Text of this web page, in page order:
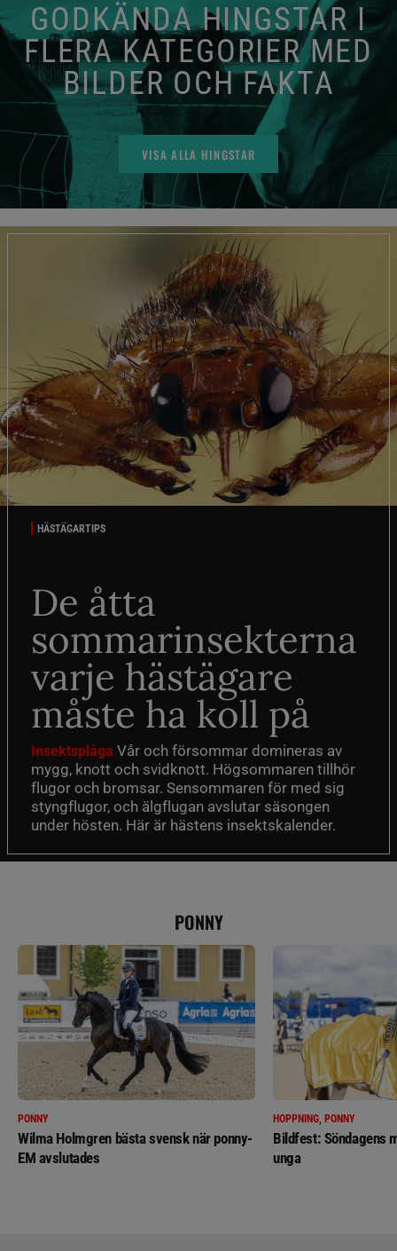
GODKÄNDA HINGSTAR I
FLERA KATEGORIER MED
BILDER OCH FAKTA
VISA ALLA HINGSTAR
HÄSTÄGARTIPS
De åtta
sommarinsekterna
varje hästägare
måste ha koll på
Insektsplåga Vår och försommar domineras av
mygg, knott och svidknott. Högsommaren tillhör
flugor och bromsar. Sensommaren för med sig
styngflugor, och älgflugan avslutar säsongen
under hösten. Här är hästens insektskalender.
PONNY
PONNY
Wilma Holmgren bästa svensk när ponny-
EM avslutades
HOPPNING, PONNY
Bildfest: Söndagens
unga